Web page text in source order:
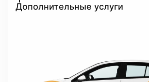
Дополнительные услуги